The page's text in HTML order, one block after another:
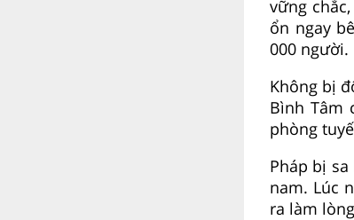
vững
ổn ngay
000 người.
Không bị
Bình Tâm
phòng
Pháp bị
nam. Lúc
ra làm